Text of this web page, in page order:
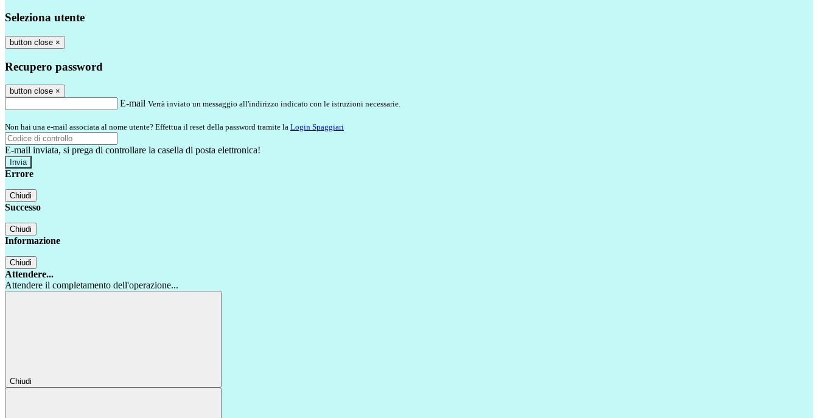
Seleziona utente
button close ×
Recupero password
button close ×
E-mail Verrà inviato un messaggio all'indirizzo indicato con le istruzioni necessarie.
Non hai una e-mail associata al nome utente? Effettua il reset della password tramite la Login Spaggiari
E-mail inviata, si prega di controllare la casella di posta elettronica!
Errore
Chiudi
Successo
Chiudi
Informazione
Chiudi
Attendere...
Attendere il completamento dell'operazione...
Chiudi